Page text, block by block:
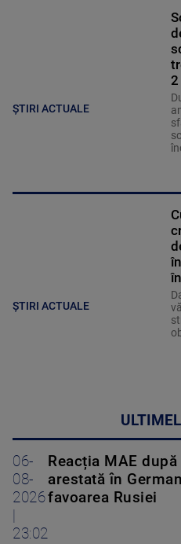
ȘTIRI ACTUALE
2
ȘTIRI ACTUALE
06-
08-
2026
23:02
Reacția MAE
arestată în
favoarea Rusiei